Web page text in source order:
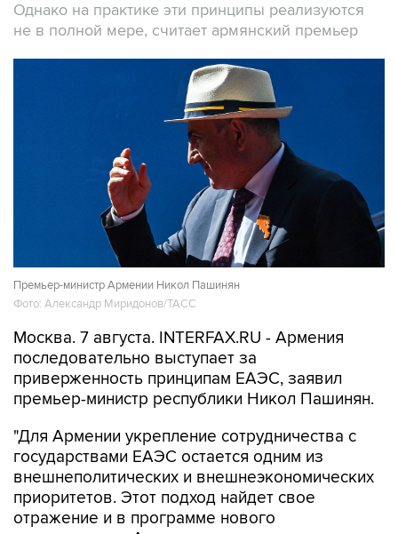
Однако на практике эти принципы реализуются
не в полной мере, считает армянский премьер
Премьер-министр Армении Никол Пашинян
Фото: Александр Миридонов/ТАСС
Москва. 7 августа. INTERFAX.RU - Армения
последовательно выступает за
приверженность принципам ЕАЭС, заявил
премьер-министр республики Никол Пашинян.
"Для Армении укрепление сотрудничества с
государствами ЕАЭС остается одним из
внешнеполитических и внешнеэкономических
приоритетов. Этот подход найдет свое
отражение и в программе нового